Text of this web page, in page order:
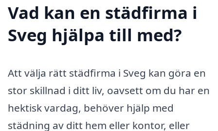
Vad kan en städfirma i
Sveg hjälpa till med?
Att välja rätt städfirma i Sveg kan göra en
stor skillnad i ditt liv, oavsett om du har en
hektisk vardag, behöver hjälp med
städning av ditt hem eller kontor, eller